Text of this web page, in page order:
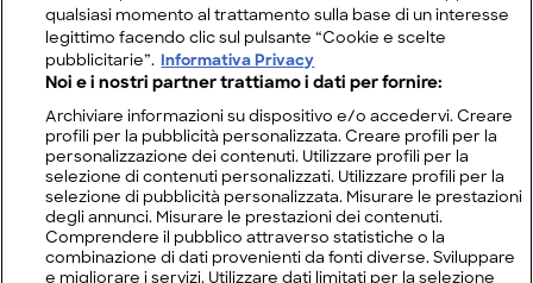
qualsiasi momento al trattamento sulla base di un interesse
legittimo facendo clic sul pulsante “Cookie e scelte
pubblicitarie”.
Informativa Privacy
Noi e i nostri partner trattiamo i dati per fornire:
Archiviare informazioni su dispositivo e/o accedervi. Creare
profili per la pubblicità personalizzata. Creare profili per la
personalizzazione dei contenuti. Utilizzare profili per la
selezione di contenuti personalizzati. Utilizzare profili per la
selezione di pubblicità personalizzata. Misurare le prestazioni
degli annunci. Misurare le prestazioni dei contenuti.
Comprendere il pubblico attraverso statistiche o la
combinazione di dati provenienti da fonti diverse. Sviluppare
e migliorare i servizi. Utilizzare dati limitati per la selezione